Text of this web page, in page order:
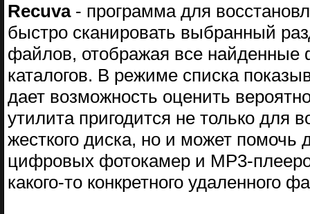
Recuva- программа для
быстро сканировать выбранный
файлов, отображая все
каталогов. В режиме списка
дает возможность оценить
утилита пригодится не только для
жесткого диска, но и может
цифровых фотокамер и MP3-
какого-то конкретного удаленного